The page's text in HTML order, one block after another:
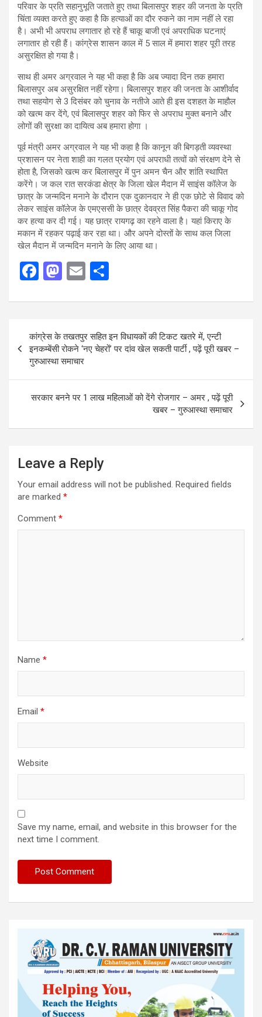
परिवार के प्रति सहानुभूति जताते हुए तथा बिलासपुर शहर की जनता के प्रति
चिंता व्यक्त करते हुए कहा है कि हत्याओं का दौर रुकने का नाम नहीं ले रहा
है। अभी भी अपराध लगातार हो रहे हैं चाकू बाजी एवं अपराधिक घटनाएं
लगातार हो रही हैं। कांग्रेस शासन काल में 5 साल में हमारा शहर पूरी तरह
असुरक्षित हो गया है।
साथ ही अमर अग्रवाल ने यह भी कहा है कि अब ज्यादा दिन तक हमारा
बिलासपुर अब असुरक्षित नहीं रहेगा। बिलासपुर शहर की जनता के आशीर्वाद
तथा सहयोग से 3 दिसंबर को चुनाव के नतीजे आते ही इस दशहत के माहौल
को खत्म कर देंगे, एवं बिलासपुर शहर को फिर से अपराध मुक्त बनाने और
लोगों की सुरक्षा का दायित्व अब हमारा होगा ।
पूर्व मंत्री अमर अग्रवाल ने यह भी कहा है कि कानून की बिगड़ती व्यवस्था
प्रशासन पर नेता शाही का गलत प्रयोग एवं अपराधी तत्वों को संरक्षण देने से
होता है, जिसको खत्म कर बिलासपुर में पुन अमन चैन और शांति स्थापित
करेंगे। ज कल रात सरकंडा क्षेत्र के जिला खेल मैदान में साइंस कॉलेज के
छात्र के जन्मदिन मनाने के दौरान एक दुकानदार ने ही एक छोटे से विवाद को
लेकर साइंस कॉलेज के एमएससी के छात्र देवव्रत सिंह पैकरा की चाकू गोद
कर हत्या कर दी गई। यह छात्र रायगढ़ का रहने वाला है। यहां किराए के
मकान में रहकर पढ़ाई कर रहा था। और अपने दोस्तों के साथ कल जिला
खेल मैदान में जन्मदिन मनाने के लिए आया था।
F
ce
b
o
o
k
M
st
d
o
n
E
ail ar
navigation
कांग्रेस के तखतपुर सहित इन विधायकों की टिकट खतरे में, एन्टी
इनकम्बेंसी रोकने ‘नए चेहरों’ पर दांव खेल सकती पार्टी , पढ़ें पूरी खबर –
गुरुआस्था समाचार
सरकार बनने पर 1 लाख महिलाओं को देंगे रोजगार – अमर , पढ़ें पूरी
खबर – गुरुआस्था समाचार
Leave a Reply
Your email address will not be published. Required fields
are marked *
Comment *
Name *
Email *
Website
Save my name, email, and website in this browser for the
next time I comment.